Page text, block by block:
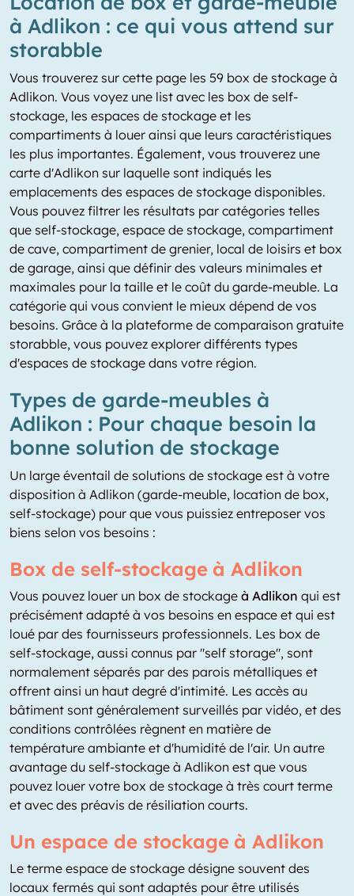
à Adlikon : ce qui vous attend sur
storabble
Vous trouverez sur cette page les 59 box de stockage à
Adlikon. Vous voyez une list avec les box de self-
stockage, les espaces de stockage et les
compartiments à louer ainsi que leurs caractéristiques
les plus importantes. Également, vous trouverez une
carte d'Adlikon sur laquelle sont indiqués les
emplacements des espaces de stockage disponibles.
Vous pouvez filtrer les résultats par catégories telles
que self-stockage, espace de stockage, compartiment
de cave, compartiment de grenier, local de loisirs et box
de garage, ainsi que définir des valeurs minimales et
maximales pour la taille et le coût du garde-meuble. La
catégorie qui vous convient le mieux dépend de vos
besoins. Grâce à la plateforme de comparaison gratuite
storabble, vous pouvez explorer différents types
d'espaces de stockage dans votre région.
Types de garde-meubles à
Adlikon : Pour chaque besoin la
bonne solution de stockage
Un large éventail de solutions de stockage est à votre
disposition à Adlikon (garde-meuble, location de box,
self-stockage) pour que vous puissiez entreposer vos
biens selon vos besoins :
Box de self-stockage à Adlikon
Vous pouvez louer un box de stockage à Adlikon qui est
précisément adapté à vos besoins en espace et qui est
loué par des fournisseurs professionnels. Les box de
self-stockage, aussi connus par "self storage", sont
normalement séparés par des parois métalliques et
offrent ainsi un haut degré d'intimité. Les accès au
bâtiment sont généralement surveillés par vidéo, et des
conditions contrôlées règnent en matière de
température ambiante et d'humidité de l'air. Un autre
avantage du self-stockage à Adlikon est que vous
pouvez louer votre box de stockage à très court terme
et avec des préavis de résiliation courts.
Un espace de stockage à Adlikon
Le terme espace de stockage désigne souvent des
locaux fermés qui sont adaptés pour être utilisés